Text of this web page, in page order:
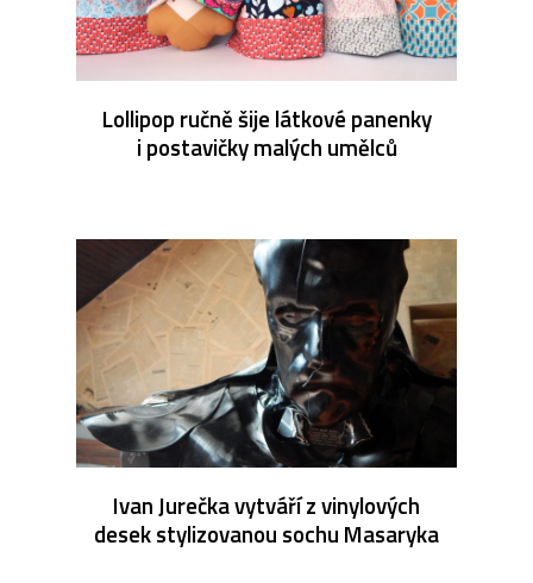
Lollipop ručně šije látkové panenky
i postavičky malých umělců
Ivan Jurečka vytváří z vinylových
desek stylizovanou sochu Masaryka